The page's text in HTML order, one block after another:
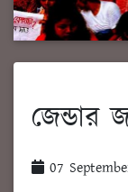
জেন্ডার
07